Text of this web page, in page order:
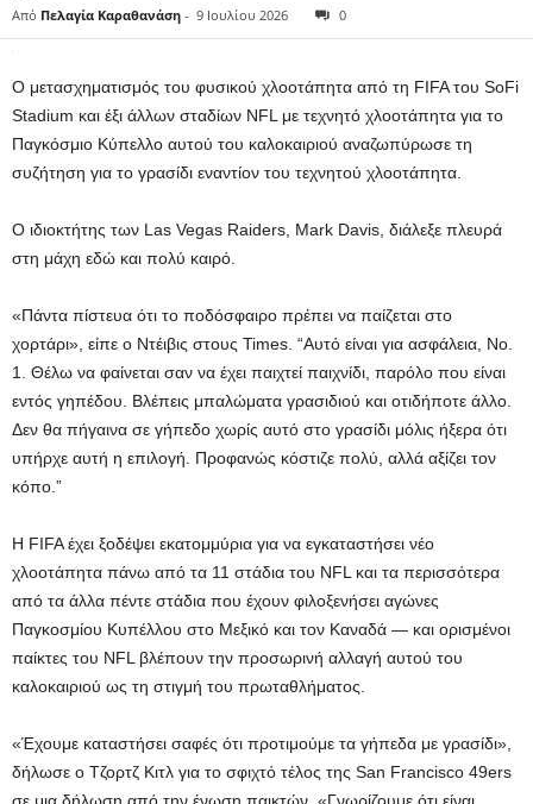
Από Πελαγία Καραθανάση - 9 Ιουλίου 2026 0
Ο μετασχηματισμός του φυσικού χλοοτάπητα από τη FIFA του SoFi
Stadium και έξι άλλων σταδίων NFL με τεχνητό χλοοτάπητα για το
Παγκόσμιο Κύπελλο αυτού του καλοκαιριού αναζωπύρωσε τη
συζήτηση για το γρασίδι εναντίον του τεχνητού χλοοτάπητα.
Ο ιδιοκτήτης των Las Vegas Raiders, Mark Davis, διάλεξε πλευρά
στη μάχη εδώ και πολύ καιρό.
«Πάντα πίστευα ότι το ποδόσφαιρο πρέπει να παίζεται στο
χορτάρι», είπε ο Ντέιβις στους Times. “Αυτό είναι για ασφάλεια, Νο.
1. Θέλω να φαίνεται σαν να έχει παιχτεί παιχνίδι, παρόλο που είναι
εντός γηπέδου. Βλέπεις μπαλώματα γρασιδιού και οτιδήποτε άλλο.
Δεν θα πήγαινα σε γήπεδο χωρίς αυτό στο γρασίδι μόλις ήξερα ότι
υπήρχε αυτή η επιλογή. Προφανώς κόστιζε πολύ, αλλά αξίζει τον
κόπο.”
Η FIFA έχει ξοδέψει εκατομμύρια για να εγκαταστήσει νέο
χλοοτάπητα πάνω από τα 11 στάδια του NFL και τα περισσότερα
από τα άλλα πέντε στάδια που έχουν φιλοξενήσει αγώνες
Παγκοσμίου Κυπέλλου στο Μεξικό και τον Καναδά — και ορισμένοι
παίκτες του NFL βλέπουν την προσωρινή αλλαγή αυτού του
καλοκαιριού ως τη στιγμή του πρωταθλήματος.
«Έχουμε καταστήσει σαφές ότι προτιμούμε τα γήπεδα με γρασίδι»,
δήλωσε ο Τζορτζ Κιτλ για το σφιχτό τέλος της San Francisco 49ers